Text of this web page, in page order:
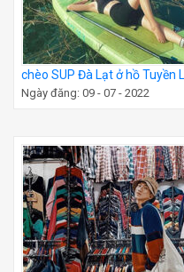
chèo SUP Đà Lạt ở hồ Tuyền
Ngày đăng: 09 - 07 - 2022